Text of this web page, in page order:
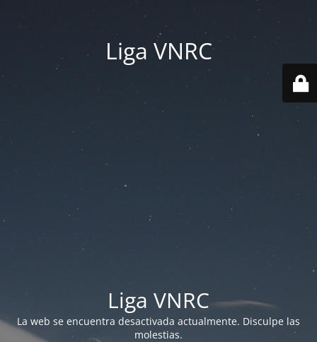
Liga VNRC
Liga VNRC
La web se encuentra desactivada actualmente. Disculpe las
molestias.